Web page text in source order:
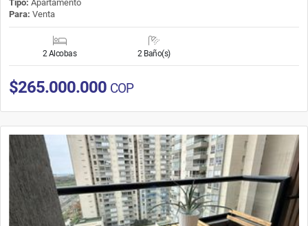
Tipo: Apartamento
Para: Venta
2 Alcobas 2 Baño(s)
$265.000.000 COP